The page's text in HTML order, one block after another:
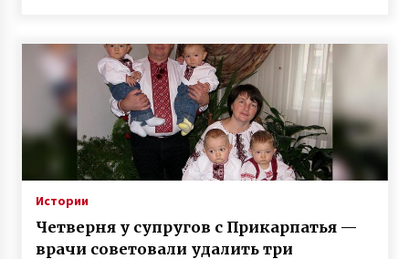
Истории
Четверня у супругов с Прикарпатья —
врачи советовали удалить три